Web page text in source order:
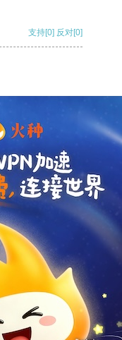
支持[0] 反对[0]
支持 [0] 反对 [0]
支持